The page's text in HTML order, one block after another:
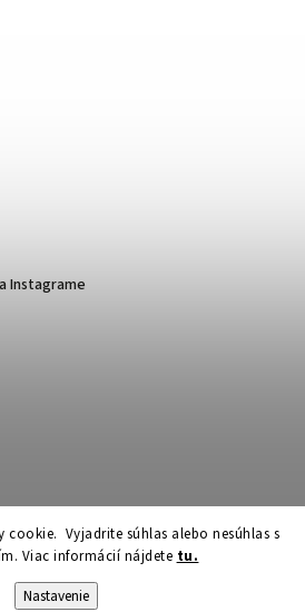
cookie. Vyjadrite súhlas alebo nesúhlas s
Viac informácií nájdete tu.
Nastavenie
Instagrame
. Všetky práva vyhradené.
nastavenie cookies
Shoptet| Design